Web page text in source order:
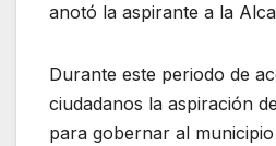
anotó la aspirante a la
Durante este periodo de
ciudadanos la aspiración
para gobernar al